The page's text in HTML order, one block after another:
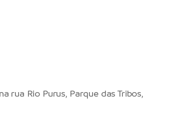
rua Rio Purus, Parque das Tribos,